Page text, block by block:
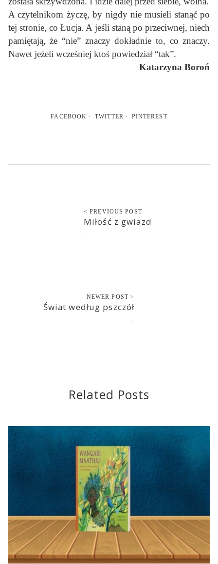
A czytelnikom życzę, by nigdy nie musieli stanąć po
tej stronie, co Łucja. A jeśli staną po przeciwnej, niech
pamiętają, że “nie” znaczy dokładnie to, co znaczy.
Nawet jeżeli wcześniej ktoś powiedział “tak”.
Katarzyna Boroń
FACEBOOK TWITTER PINTEREST
< PREVIOUS POST
Miłość z gwiazd
NEWER POST >
Świat według pszczół
Related Posts